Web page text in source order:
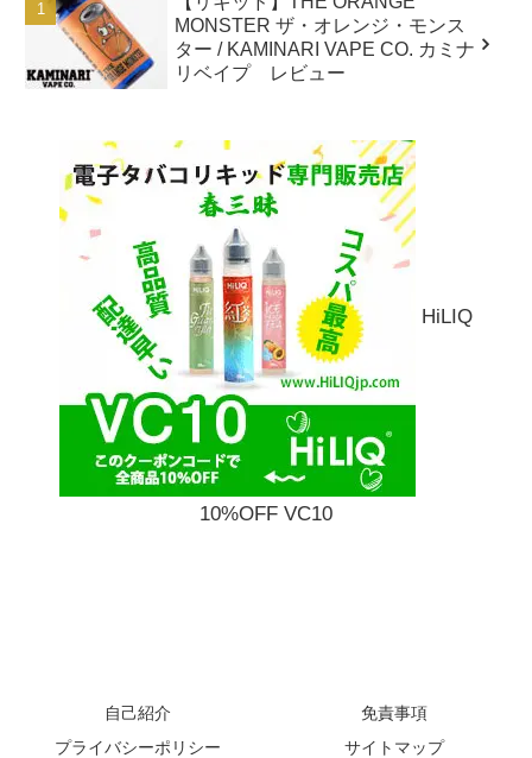
MONSTER ザ・オレンジ・モンス
ター / KAMINARI VAPE CO. カミナ
リベイプ レビュー
HiLIQ
10%OFF VC10
自己紹介
免責事項
プライバシーポリシー
サイトマップ